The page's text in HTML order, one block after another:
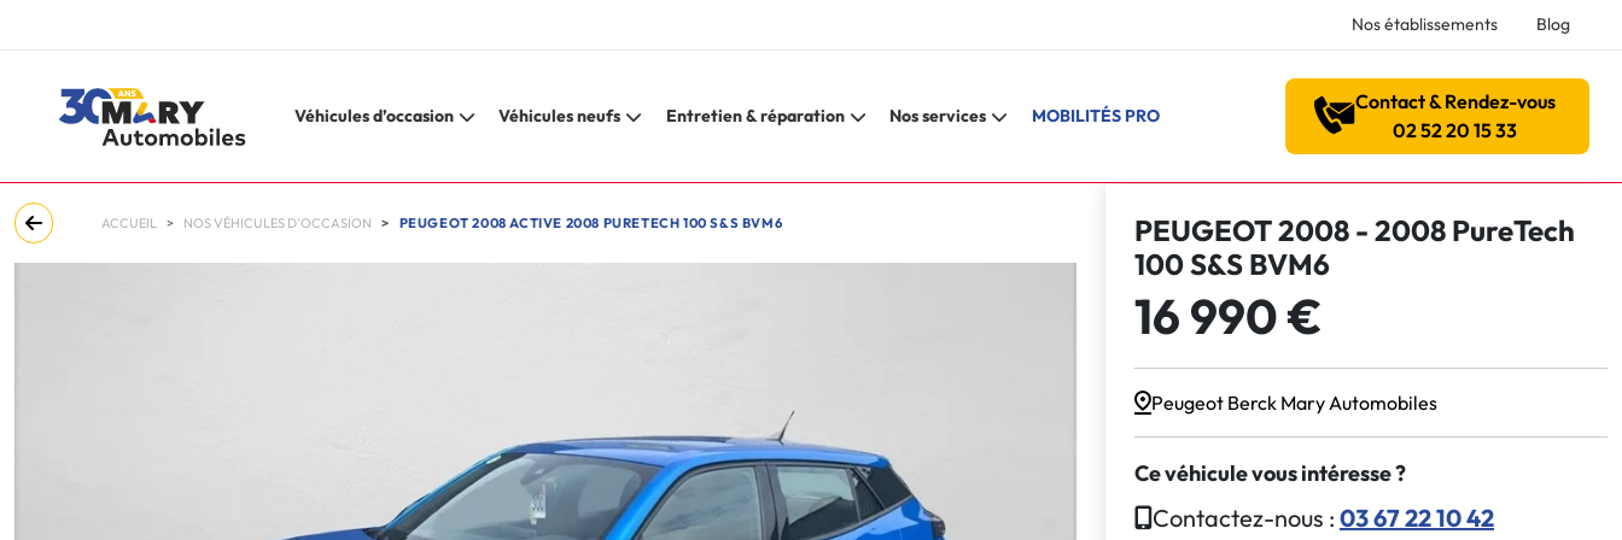
Nos établissements Blog
Véhicules d’occasion Véhicules neufs Entretien & réparation Nos services MOBILITÉS PRO
Contact & Rendez-vous
02 52 20 15 33
ACCUEIL NOS VÉHICULES D'OCCASION PEUGEOT 2008 ACTIVE 2008 PURETECH 100 S&S BVM6
PEUGEOT 2008 - 2008 PureTech
100 S&S BVM6
16 990 €
Peugeot Berck Mary Automobiles
Ce véhicule vous intéresse ?
Contactez-nous : 03 67 22 10 42